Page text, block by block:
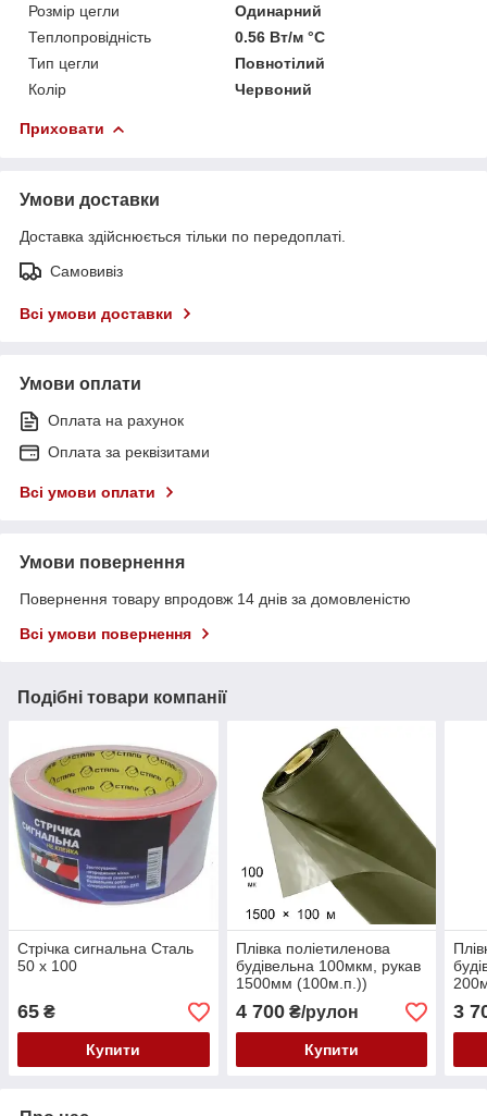
Розмір цегли
Одинарний
Теплопровідність
0.56 Вт/м °С
Тип цегли
Повнотілий
Колір
Червоний
Приховати
Умови доставки
Доставка здійснюється тільки по передоплаті.
Самовивіз
Всі умови доставки
Умови оплати
Оплата на рахунок
Оплата за реквізитами
Всі умови оплати
Умови повернення
Повернення товару впродовж 14 днів за домовленістю
Всі умови повернення
Подібні товари компанії
Стрічка сигнальна Сталь
50 х 100
65 ₴
Купити
Плівка поліетиленова
будівельна 100мкм, рукав
1500мм (100м.п.))
4 700₴/рулон
Купити
3